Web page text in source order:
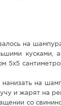
на
кусками,
5х5
на
и жарят на
со